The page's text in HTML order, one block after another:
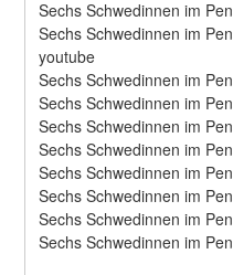
Sechs Schwedinnen im
Sechs Schwedinnen im
youtube
Sechs Schwedinnen im
Sechs Schwedinnen im
Sechs Schwedinnen im
Sechs Schwedinnen im
Sechs Schwedinnen im
Sechs Schwedinnen im
Sechs Schwedinnen im
Sechs Schwedinnen im